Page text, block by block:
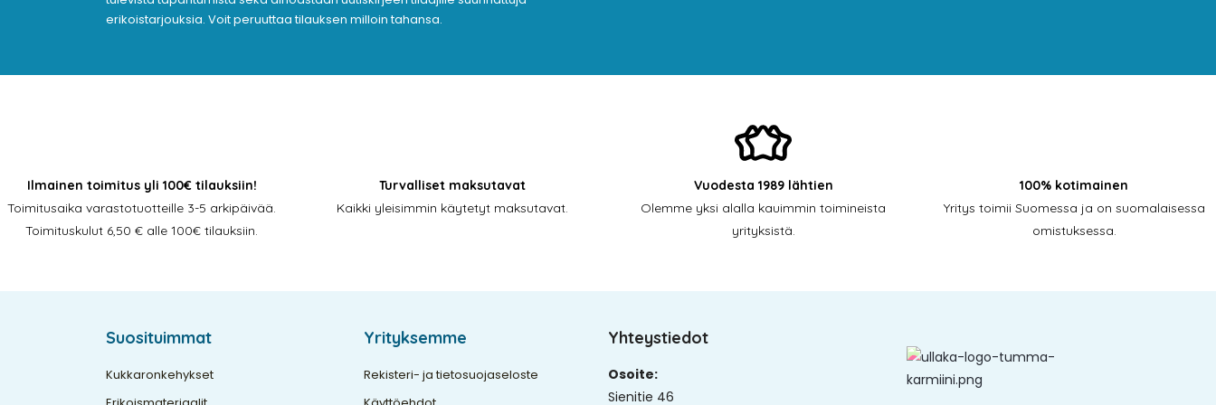
erikoistarjouksia. Voit peruuttaa tilauksen milloin tahansa.
Ilmainen toimitus yli 100€ tilauksiin!
Toimitusaika varastotuotteille 3-5 arkipäivää.
Toimituskulut 6,50 € alle 100€ tilauksiin.
Turvalliset maksutavat
Kaikki yleisimmin käytetyt maksutavat.
Vuodesta 1989 lähtien
Olemme yksi alalla kauimmin toimineista
yrityksistä.
100% kotimainen
Yritys toimii Suomessa ja on suomalaisessa
omistuksessa.
Suosituimmat
Kukkaronkehykset
Yrityksemme
Rekisteri- ja tietosuojaseloste
Yhteystiedot
Osoite:
Sienitie 46